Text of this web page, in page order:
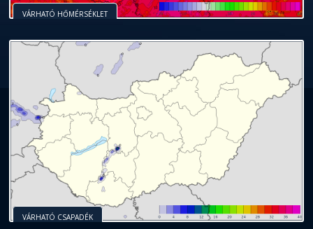
VÁRHATÓ HŐMÉRSÉKLET
VÁRHATÓ CSAPADÉK